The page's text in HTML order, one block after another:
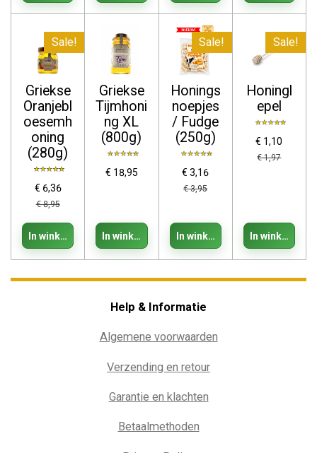
Sale!
Griekse
Oranjebl
oesemh
oning
(280g)
€ 6,36
€ 8,95
In winkelwagen
Griekse
Tijmhoni
ng XL
(800g)
€ 18,95
In winkelwagen
Sale!
Honings
noepjes
/ Fudge
(250g)
€ 3,16
€ 3,95
In winkelwagen
Sale!
Honingl
epel
€ 1,10
€ 1,97
In
Help & Informatie
Algemene voorwaarden
Verzending en retour
Garantie en klachten
Betaalmethoden